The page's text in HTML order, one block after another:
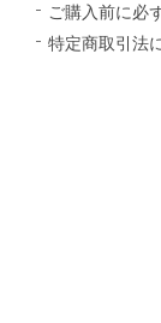
ご購入前に必
特定商取引法